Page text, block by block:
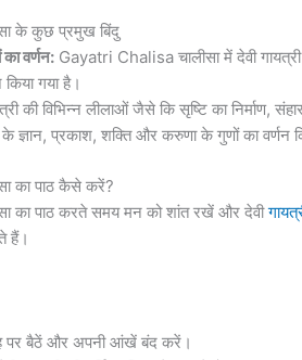
के कुछ प्रमुख बिंदु
का वर्णन: Gayatri Chalisa चालीसा में देवी
गया है।
की विभिन्न लीलाओं जैसे कि सृष्टि का निर्माण,
के ज्ञान, प्रकाश, शक्ति और करुणा के गुणों का वर्णन
का पाठ कैसे करें?
का पाठ करते समय मन को शांत रखें और देवी
हैं।
पर बैठें और अपनी आंखें बंद करें।